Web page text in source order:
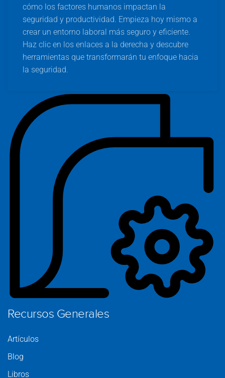
cómo los factores humanos impactan la
seguridad y productividad. Empieza hoy mismo a
crear un entorno laboral más seguro y eficiente.
Haz clic en los enlaces a la derecha y descubre
herramientas que transformarán tu enfoque hacia
la seguridad.
Recursos Generales
Artículos
Blog
Libros